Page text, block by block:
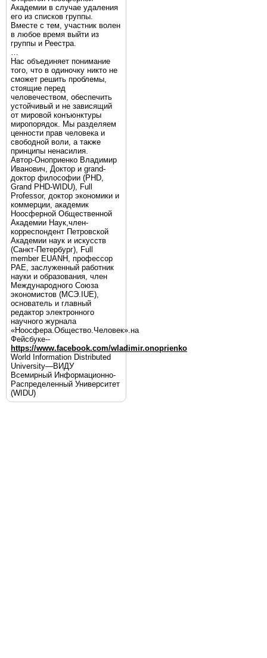
Академии в случае удаления
его из списков группы.
Вместе с тем, участник волен
в любое время выйти из
группы и Реестра.
…
Нас объединяет понимание
того, что в одиночку никто не
сможет решить проблемы,
стоящие перед
человечеством, обеспечить
устойчивый и не зависящий
от мировой конъюнктуры
миропорядок. Мы разделяем
ценности прав человека и
свободной воли, а также
принципы ненасилия.
Автор-Оноприенко Владимир
Иванович, Доктор и grand-
доктор философии (PHD,
Grand PHD-WIDU), Full
Professor, доктор экономики и
коммерции, академик
Ноосферной Общественной
Академии Наук,член-
корреспондент Петровской
Академии наук и искусств
(Санкт-Петербург), Full
member EUANH, профессор
РАЕ, заслуженный работник
науки и образования, член
Международного Союза
экономистов (МСЭ.IUE),
основатель и главный
редактор электронного
научного журнала
«Ноосфера.Общество.Человек».на
Фейсбуке--
https://www.facebook.com/wladimir.onoprienko
World Information Distributed
University—ВИДУ
Всемирный Информационно-
Распределенный Университет
(WIDU)